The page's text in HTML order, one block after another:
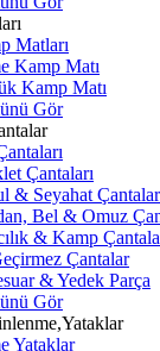
Matları
Kamp Matı
Kamp Matı
Gör
Çantaları
& Seyahat
Bel & Omuz
& Kamp
Çantalar
& Yedek Parça
Gör
Yataklar